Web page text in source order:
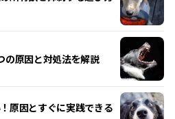
の原因と対処法を解説
原因とすぐに実践できる